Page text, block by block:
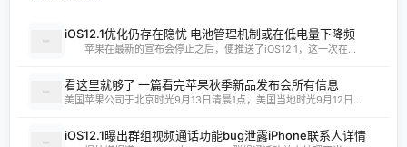
iOS12.1优化仍存在隐忧 电池管理机制或在低电量下降频
苹果在最新的宣布会停止之后，便推送了iOS12.1，这一次在...
看这里就够了 一篇看完苹果秋季新品发布会所有信息
美国苹果公司于北京时光9月13日清晨1点，美国当地时光9月12日...
iOS12.1曝出群组视频通话功能bug泄露iPhone联系人详情